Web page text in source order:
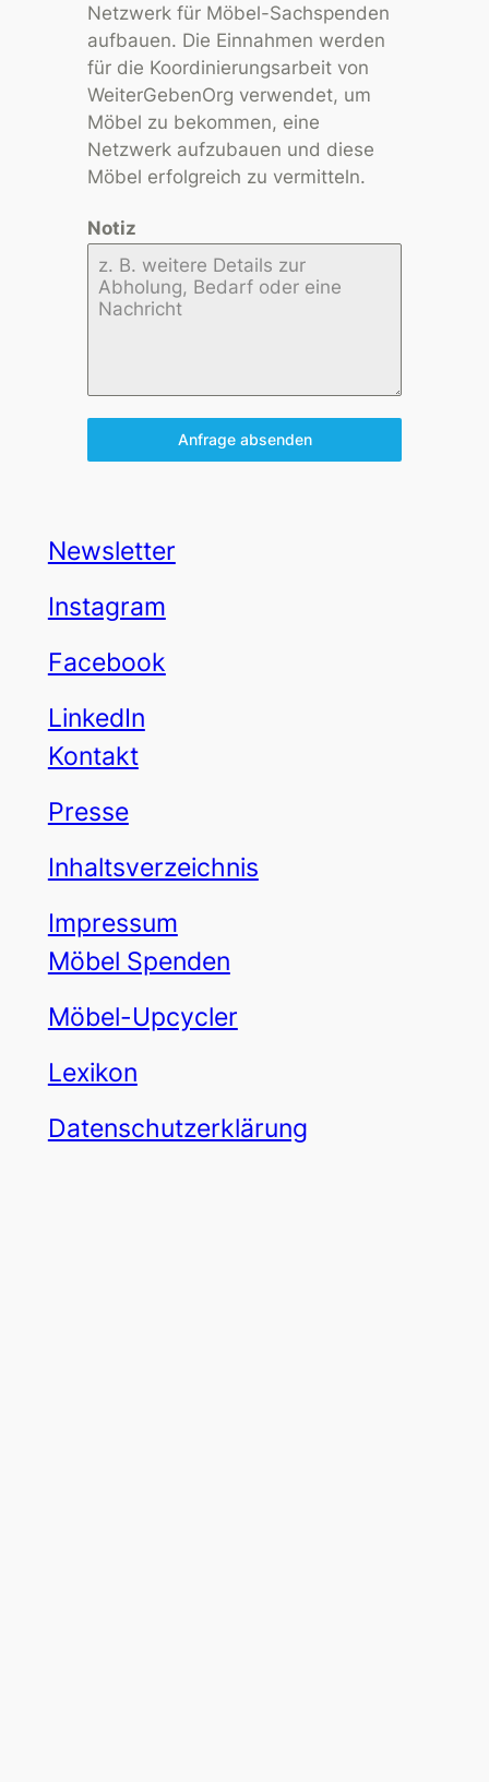
Netzwerk für Möbel-Sachspenden
aufbauen. Die Einnahmen werden
für die Koordinierungsarbeit von
WeiterGebenOrg verwendet, um
Möbel zu bekommen, eine
Netzwerk aufzubauen und diese
Möbel erfolgreich zu vermitteln.
Notiz
Anfrage absenden
Newsletter
Instagram
Facebook
LinkedIn
Kontakt
Presse
Inhaltsverzeichnis
Impressum
Möbel Spenden
Möbel-Upcycler
Lexikon
Datenschutzerklärung